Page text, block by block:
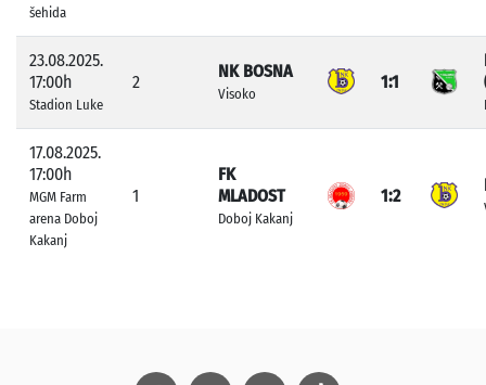
šehida
23.08.2025.
17:00h
Stadion Luke
2
NK BOSNA
Visoko
1:1
17.08.2025.
17:00h
MGM Farm
arena Doboj
Kakanj
1
FK
MLADOST
Doboj Kakanj
1:2